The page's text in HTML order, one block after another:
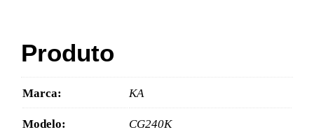
Produto
Marca: KA
Modelo: CG240K